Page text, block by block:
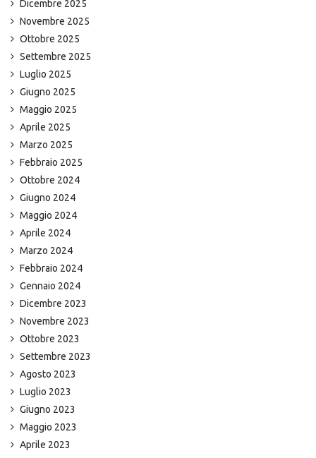
Dicembre 2025
Novembre 2025
Ottobre 2025
Settembre 2025
Luglio 2025
Giugno 2025
Maggio 2025
Aprile 2025
Marzo 2025
Febbraio 2025
Ottobre 2024
Giugno 2024
Maggio 2024
Aprile 2024
Marzo 2024
Febbraio 2024
Gennaio 2024
Dicembre 2023
Novembre 2023
Ottobre 2023
Settembre 2023
Agosto 2023
Luglio 2023
Giugno 2023
Maggio 2023
Aprile 2023